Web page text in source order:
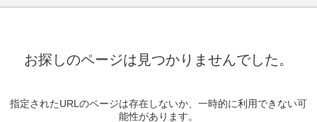
お探しのページは見つかりませんでした。
指定されたURLのページは存在しないか、一時的に利用できない可
能性があります。